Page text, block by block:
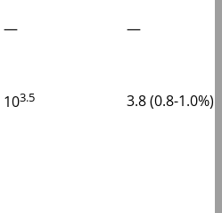
— —
103.5 3.8 (0.8-1.0%)